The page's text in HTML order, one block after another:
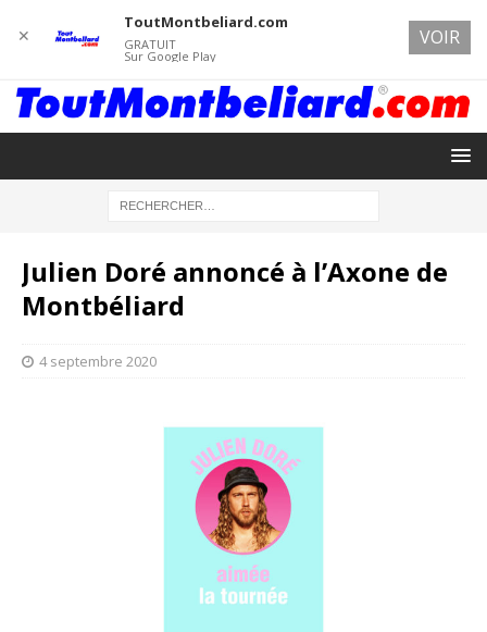
Julien Doré annoncé à l’Axone de
Montbéliard
4 septembre 2020
✕
ToutMontbeliard.com
GRATUIT
Sur Google Play
VOIR